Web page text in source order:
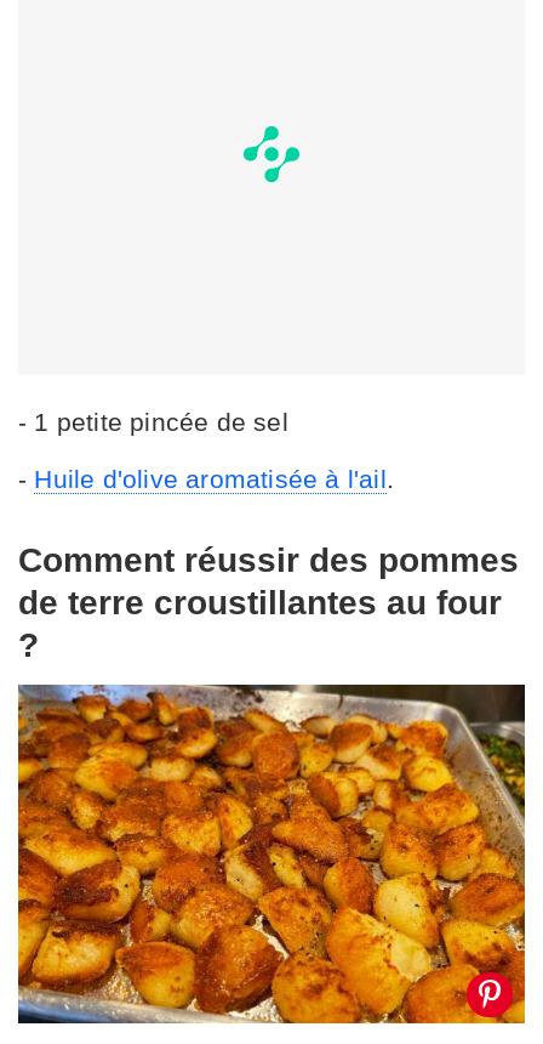
- 1 petite pincée de sel
- Huile d'olive aromatisée à l'ail.
Comment réussir des pommes
de terre croustillantes au four
?